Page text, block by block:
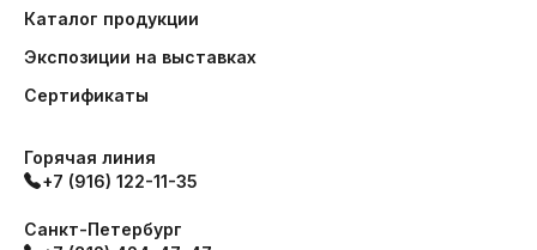
Каталог продукции
Экспозиции на выставках
Сертификаты
Горячая линия
+7 (916) 122-11-35
Санкт-Петербург